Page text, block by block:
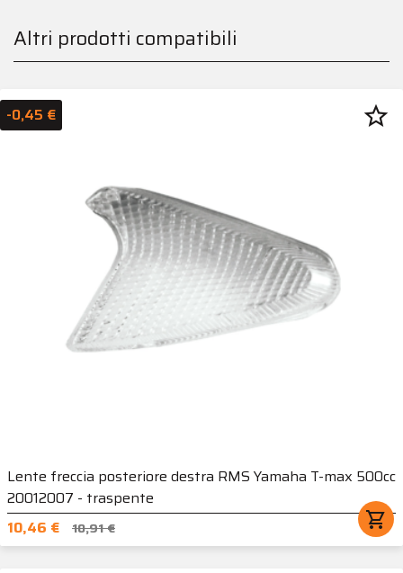
Altri prodotti compatibili
Lente freccia posteriore destra RMS Yamaha T-max 500cc
20012007 - traspente
10,46 €
10,91 € shopping_cart
-0,45 € star_border